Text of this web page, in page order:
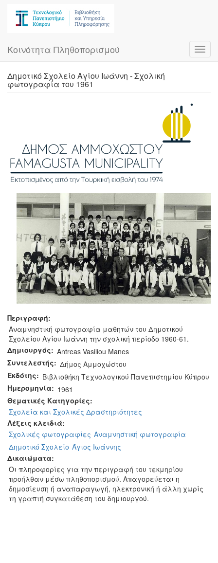
Κοινότητα Πληθοπορισμού
Δημοτικό Σχολείο Αγίου Ιωάννη - Σχολική
φωτογραφία του 1961
Περιγραφή:
Αναμνηστική φωτογραφία μαθητών του Δημοτικού
Σχολείου Αγίου Ιωάννη την σχολική περίοδο 1960-61.
Δημιουργός: Antreas Vasiliou Manes
Συντελεστής: Δήμος Αμμοχώστου
Εκδότης: Βιβλιοθήκη Τεχνολογικού Πανεπιστημίου Κύπρου
Ημερομηνία: 1961
Θεματικές Κατηγορίες:
Σχολεία και Σχολικές Δραστηριότητες
Λέξεις κλειδιά:
Σχολικές φωτογραφίες Αναμνηστική φωτογραφία
Δημοτικό Σχολείο Άγιος Ιωάννης
Δικαιώματα:
Οι πληροφορίες για την περιγραφή του τεκμηρίου
προήλθαν μέσω πληθοπορισμού. Απαγορεύεται η
δημοσίευση ή αναπαραγωγή, ηλεκτρονική ή άλλη χωρίς
τη γραπτή συγκατάθεση του δημιουργού.